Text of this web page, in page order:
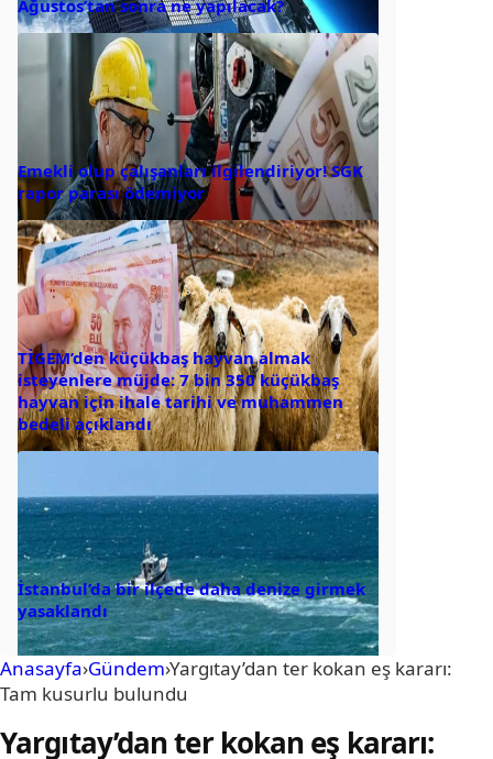
Ağustos’tan sonra ne yapılacak?
Emekli olup çalışanları ilgilendiriyor! SGK
rapor parası ödemiyor
TİGEM’den küçükbaş hayvan almak
isteyenlere müjde: 7 bin 350 küçükbaş
hayvan için ihale tarihi ve muhammen
bedeli açıklandı
İstanbul’da bir ilçede daha denize girmek
yasaklandı
Anasayfa›Gündem›Yargıtay’dan ter kokan eş kararı:
Tam kusurlu bulundu
Yargıtay’dan ter kokan eş kararı: